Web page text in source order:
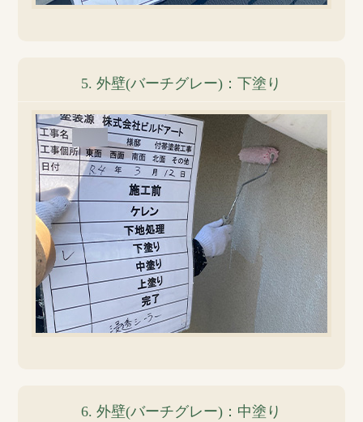
5. 外壁(バーチグレー)：下塗り
6. 外壁(バーチグレー)：中塗り